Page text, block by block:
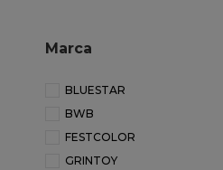
Marca
BLUESTAR
BWB
FESTCOLOR
GRINTOY